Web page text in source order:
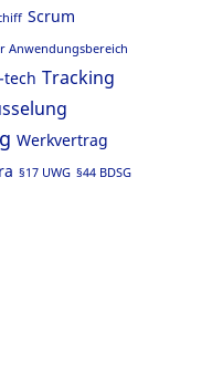
Scrum
Anwendungsbereich
Tracking
Werkvertrag
§17 UWG §44 BDSG